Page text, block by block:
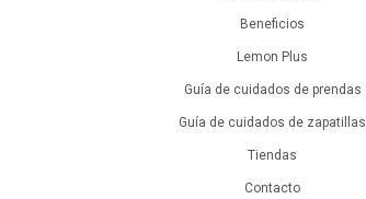
Beneficios
Lemon Plus
Guía de cuidados de prendas
Guía de cuidados de zapatillas
Tiendas
Contacto